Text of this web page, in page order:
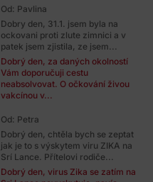
Od: Pavlina
Dobry den, 31.1. jsem byla na
ockovani proti zlute zimnici a v
patek jsem zjistila, ze jsem...
Dobrý den, za daných okolností
Vám doporučuji cestu
neabsolvovat. O očkování živou
vakcínou v...
Od: Petra
Dobrý den, chtěla bych se zeptat
jak je to s výskytem viru ZIKA na
Srí Lance. Přítelovi rodiče...
Dobrý den, virus Zika se zatím na